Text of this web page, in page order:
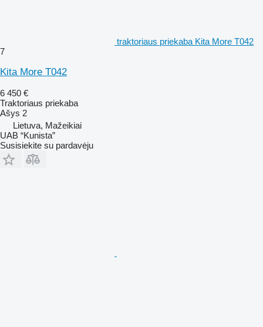
traktoriaus priekaba Kita More T042
7
Kita More T042
6 450 €
Traktoriaus priekaba
Ašys 2
Lietuva, Mažeikiai
UAB “Kunista”
Susisiekite su pardavėju